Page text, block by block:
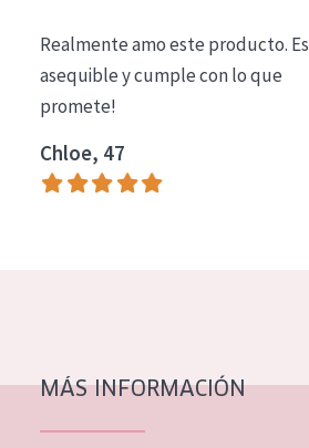
TIPO DE PIEL
Piel sensible
Piel mixata o grasa
Todas las edades
Realmente amo este producto. Es
asequible y cumple con lo que
promete!
Chloe, 47
MÁS INFORMACIÓN